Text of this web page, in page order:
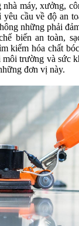
máy, xưởng,
cầu về độ an
những phải
biến an toàn,
kiếm hóa chất
môi trường và sức
đơn vị này.